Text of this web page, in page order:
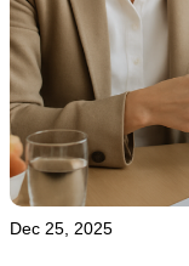
Dec 25, 2025